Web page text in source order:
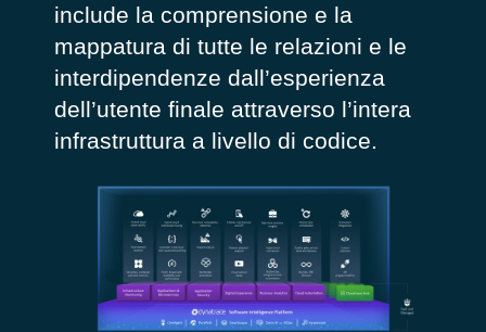
include la comprensione e la
mappatura di tutte le relazioni e le
interdipendenze dall’esperienza
dell’utente finale attraverso l’intera
infrastruttura a livello di codice.